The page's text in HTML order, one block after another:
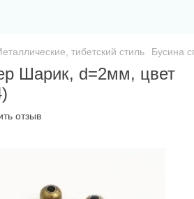
тибетский стиль Бусина
Шарик, d=2мм, цвет
отзыв